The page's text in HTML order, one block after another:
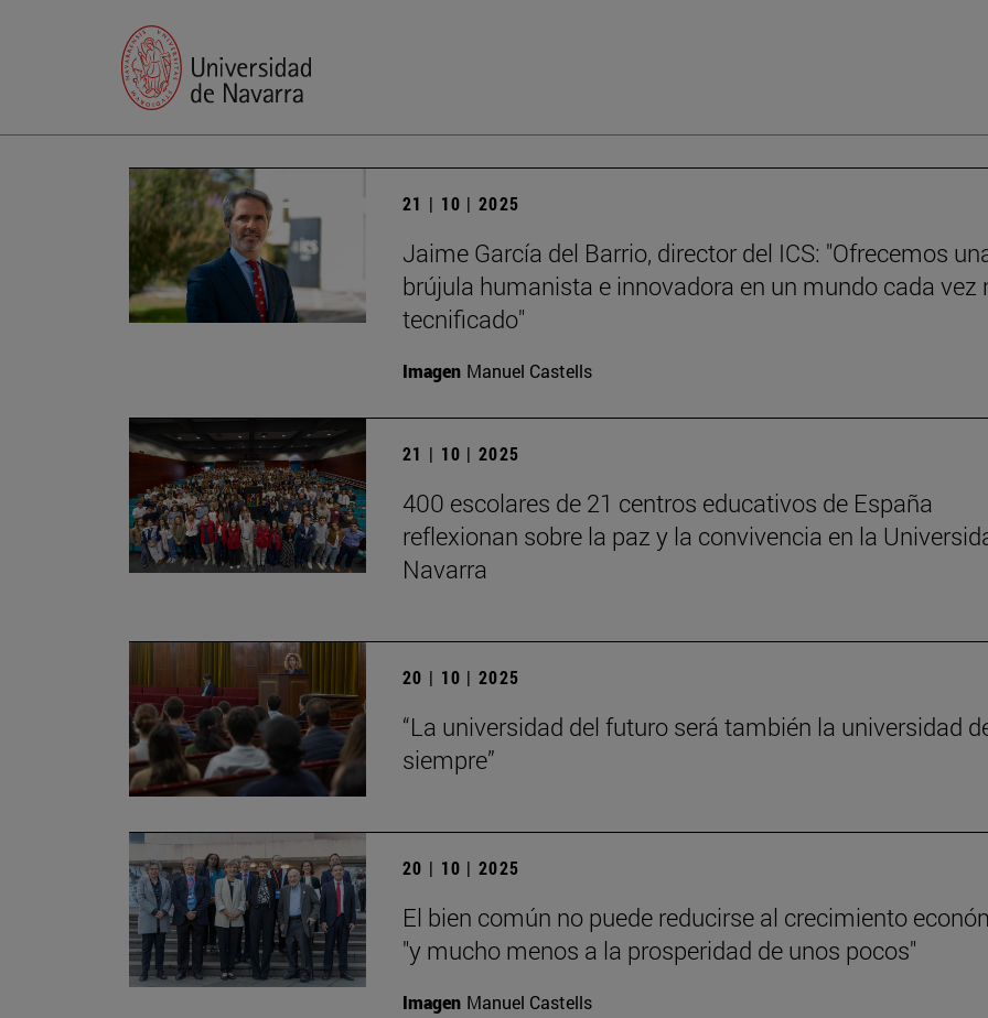
21 | 10 | 2025
Jaime García del Barrio, director del ICS: "Ofrecemos
brújula humanista e innovadora en un mundo cada vez
tecnificado"
Imagen Manuel Castells
21 | 10 | 2025
400 escolares de 21 centros educativos de España
reflexionan sobre la paz y la convivencia en la
Navarra
20 | 10 | 2025
“La universidad del futuro será también la universidad
siempre”
20 | 10 | 2025
El bien común no puede reducirse al crecimiento
"y mucho menos a la prosperidad de unos pocos"
Imagen Manuel Castells